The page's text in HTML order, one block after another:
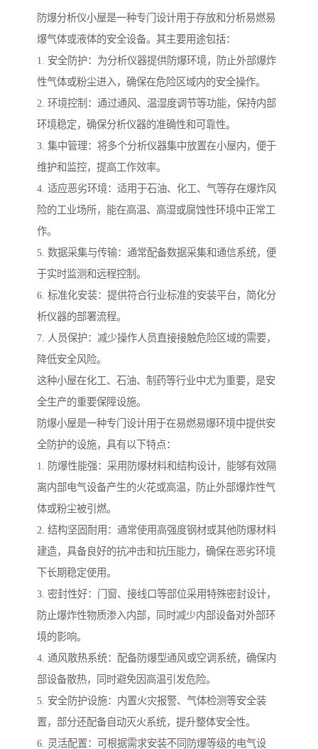
防爆分析仪小屋是一种专门设计用于存放和分析易燃易
爆气体或液体的安全设备。其主要用途包括：
1. 安全防护：为分析仪器提供防爆环境，防止外部爆炸
性气体或粉尘进入，确保在危险区域内的安全操作。
2. 环境控制：通过通风、温湿度调节等功能，保持内部
环境稳定，确保分析仪器的准确性和可靠性。
3. 集中管理：将多个分析仪器集中放置在小屋内，便于
维护和监控，提高工作效率。
4. 适应恶劣环境：适用于石油、化工、气等存在爆炸风
险的工业场所，能在高温、高湿或腐蚀性环境中正常工
作。
5. 数据采集与传输：通常配备数据采集和通信系统，便
于实时监测和远程控制。
6. 标准化安装：提供符合行业标准的安装平台，简化分
析仪器的部署流程。
7. 人员保护：减少操作人员直接接触危险区域的需要，
降低安全风险。
这种小屋在化工、石油、制药等行业中尤为重要，是安
全生产的重要保障设施。
防爆小屋是一种专门设计用于在易燃易爆环境中提供安
全防护的设施，具有以下特点：
1. 防爆性能强：采用防爆材料和结构设计，能够有效隔
离内部电气设备产生的火花或高温，防止外部爆炸性气
体或粉尘被引燃。
2. 结构坚固耐用：通常使用高强度钢材或其他防爆材料
建造，具备良好的抗冲击和抗压能力，确保在恶劣环境
下长期稳定使用。
3. 密封性好：门窗、接线口等部位采用特殊密封设计，
防止爆炸性物质渗入内部，同时减少内部设备对外部环
境的影响。
4. 通风散热系统：配备防爆型通风或空调系统，确保内
部设备散热，同时避免因高温引发危险。
5. 安全防护设施：内置火灾报警、气体检测等安全装
置，部分还配备自动灭火系统，提升整体安全性。
6. 灵活配置：可根据需求安装不同防爆等级的电气设